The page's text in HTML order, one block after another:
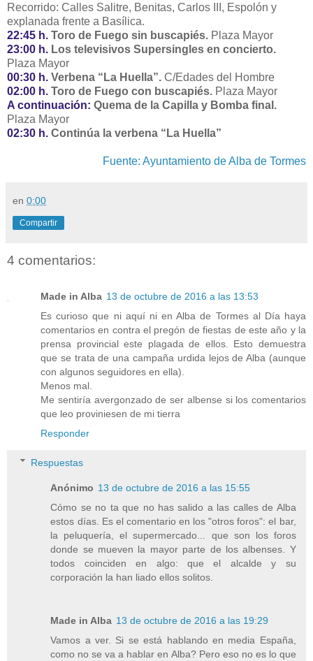
Recorrido: Calles Salitre, Benitas, Carlos III, Espolón y
explanada frente a Basílica.
22:45 h. Toro de Fuego sin buscapiés. Plaza Mayor
23:00 h. Los televisivos Supersingles en concierto.
Plaza Mayor
00:30 h. Verbena “La Huella”. C/Edades del Hombre
02:00 h. Toro de Fuego con buscapiés. Plaza Mayor
A continuación: Quema de la Capilla y Bomba final.
Plaza Mayor
02:30 h. Continúa la verbena “La Huella”
Fuente: Ayuntamiento de Alba de Tormes
en 0:00
Compartir
4 comentarios:
Made in Alba 13 de octubre de 2016 a las 13:53
Es curioso que ni aquí ni en Alba de Tormes al Día haya
comentarios en contra el pregón de fiestas de este año y la
prensa provincial este plagada de ellos. Esto demuestra
que se trata de una campaña urdida lejos de Alba (aunque
con algunos seguidores en ella).
Menos mal.
Me sentiría avergonzado de ser albense si los comentarios
que leo proviniesen de mi tierra
Responder
Respuestas
Anónimo 13 de octubre de 2016 a las 15:55
Cómo se no ta que no has salido a las calles de Alba
estos días. Es el comentario en los "otros foros": el bar,
la peluquería, el supermercado... que son los foros
donde se mueven la mayor parte de los albenses. Y
todos coinciden en algo: que el alcalde y su
corporación la han liado ellos solitos.
Made in Alba 13 de octubre de 2016 a las 19:29
Vamos a ver. Si se está hablando en media España,
como no se va a hablar en Alba? Pero eso no es lo que